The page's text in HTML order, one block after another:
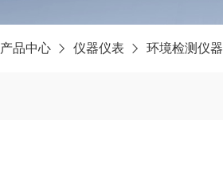
产品中心 仪器仪表 环境检测仪器